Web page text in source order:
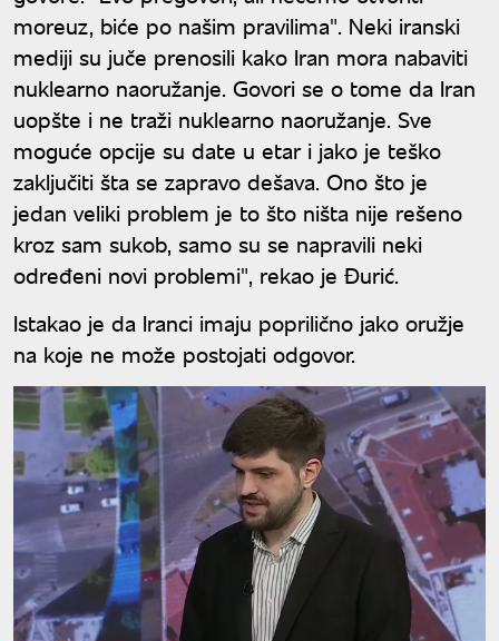
moreuz, biće po našim pravilima". Neki iranski
mediji su juče prenosili kako Iran mora nabaviti
nuklearno naoružanje. Govori se o tome da Iran
uopšte i ne traži nuklearno naoružanje. Sve
moguće opcije su date u etar i jako je teško
zaključiti šta se zapravo dešava. Ono što je
jedan veliki problem je to što ništa nije rešeno
kroz sam sukob, samo su se napravili neki
određeni novi problemi", rekao je Đurić.
Istakao je da Iranci imaju poprilično jako oružje
na koje ne može postojati odgovor.